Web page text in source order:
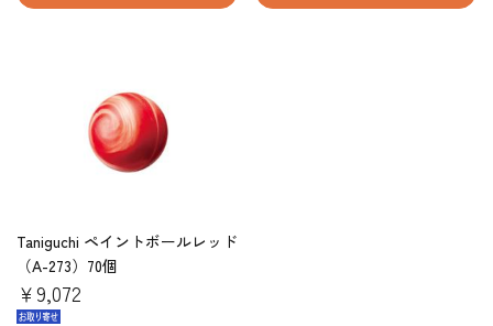
Taniguchi ペイントボールレッド
（A-273）70個
￥9,072